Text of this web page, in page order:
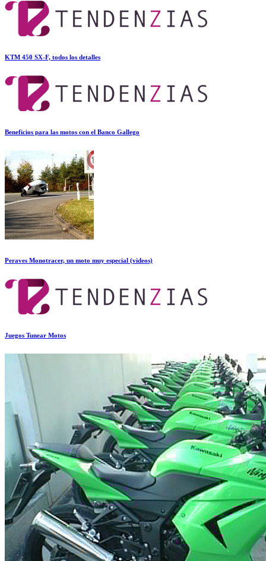
KTM 450 SX-F, todos los detalles
Beneficios para las motos con el Banco Gallego
Peraves Monotracer, un moto muy especial (videos)
Juegos Tunear Motos